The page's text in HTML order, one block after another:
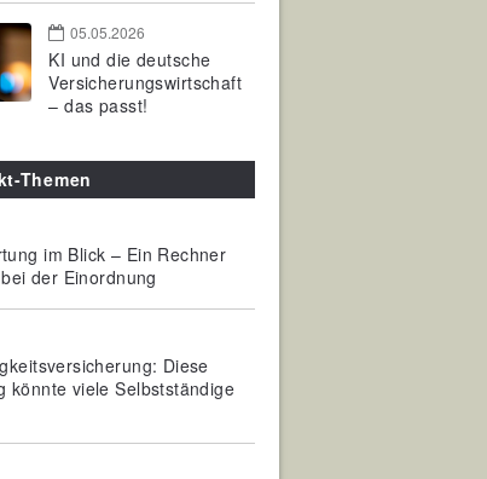
05.05.2026
KI und die deutsche
Versicherungswirtschaft
– das passt!
Themen
im Blick – Ein Rechner
der Einordnung
Diese
könnte viele Selbstständige